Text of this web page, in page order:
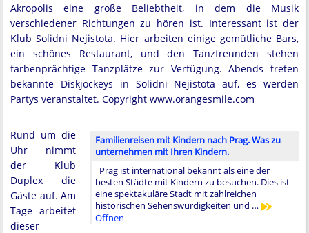
Akropolis eine große Beliebtheit, in dem die Musik
verschiedener Richtungen zu hören ist. Interessant ist der
Klub Solidni Nejistota. Hier arbeiten einige gemütliche Bars,
ein schönes Restaurant, und den Tanzfreunden stehen
farbenprächtige Tanzplätze zur Verfügung. Abends treten
bekannte Diskjockeys in Solidni Nejistota auf, es werden
Partys veranstaltet. Copyright www.orangesmile.com
Familienreisen mit Kindern nach Prag. Was zu
unternehmen mit Ihren Kindern.
Prag ist international bekannt als eine der
besten Städte mit Kindern zu besuchen. Dies ist
eine spektakuläre Stadt mit zahlreichen
historischen Sehenswürdigkeiten und …
Öffnen
Rund um die
Uhr nimmt
der Klub
Duplex die
Gäste auf. Am
Tage arbeitet
dieser